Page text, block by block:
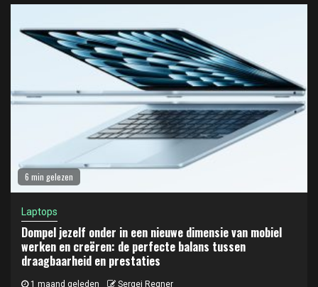
6 min gelezen
Laptops
Dompel jezelf onder in een nieuwe dimensie van mobiel
werken en creëren: de perfecte balans tussen
draagbaarheid en prestaties
1 maand geleden Sergej Regner